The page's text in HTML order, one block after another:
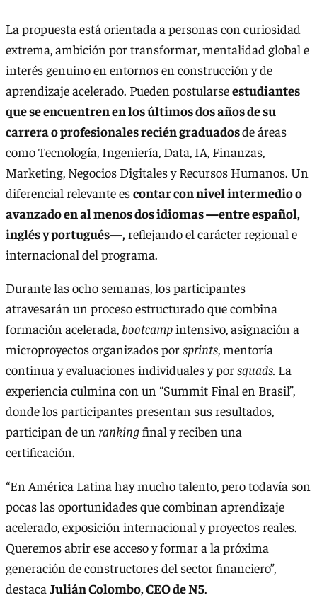
La propuesta está orientada a personas con curiosidad
extrema, ambición por transformar, mentalidad global e
interés genuino en entornos en construcción y de
aprendizaje acelerado. Pueden postularseestudiantes
que se encuentren en los últimos dos años de su
carrera o profesionales recién graduadosde áreas
como Tecnología, Ingeniería, Data, IA, Finanzas,
Marketing, Negocios Digitales y Recursos Humanos. Un
diferencial relevante escontar con nivel intermedio o
avanzado en al menos dos idiomas —entre español,
inglés y portugués—,reflejando el carácter regional e
internacional del programa.
Durante las ocho semanas, los participantes
atravesarán un proceso estructurado que combina
formación acelerada,bootcampintensivo, asignación a
microproyectos organizados porsprints, mentoría
continua y evaluaciones individuales y porsquads. La
experiencia culmina con un “Summit Final en Brasil”,
donde los participantes presentan sus resultados,
participan de un rankingfinal y reciben una
certificación.
“En América Latina hay mucho talento, pero todavía son
pocas las oportunidades que combinan aprendizaje
acelerado, exposición internacional y proyectos reales.
Queremos abrir ese acceso y formar a la próxima
generación de constructores del sector financiero”,
destaca Julián Colombo, CEO de N5.